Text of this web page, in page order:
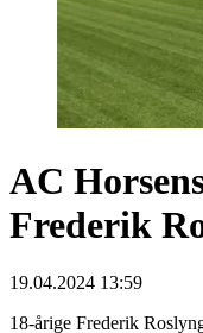
AC
Frederik
19.04.2024 13:59
18-årige Frederik